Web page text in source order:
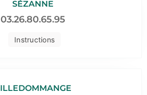
Instructions
SÉZANNE
03.26.80.65.95